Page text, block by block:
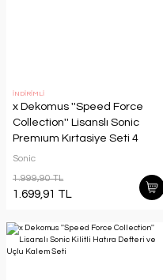
İNDİRİMLİ
x Dekomus ''Speed Force
Collection'' Lisanslı Sonic
Premıum Kırtasiye Seti 4
adet A4 defter,Okul
Sonic
1.999,90 TL
1.699,91 TL